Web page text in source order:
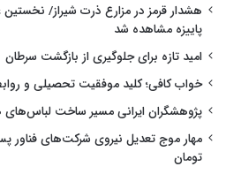
هشدار قرمز در مزارع ذرت شیراز/ نخستین
پاییزه مشاهده شد
امید تازه برای جلوگیری از بازگشت سرطان
خواب کافی؛ کلید موفقیت تحصیلی و
پژوهشگران ایرانی مسیر ساخت لباس‌های
تومان